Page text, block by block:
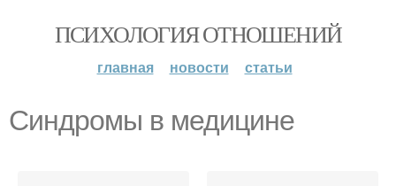
ПСИХОЛОГИЯ ОТНОШЕНИЙ
главная новости статьи
Синдромы в медицине